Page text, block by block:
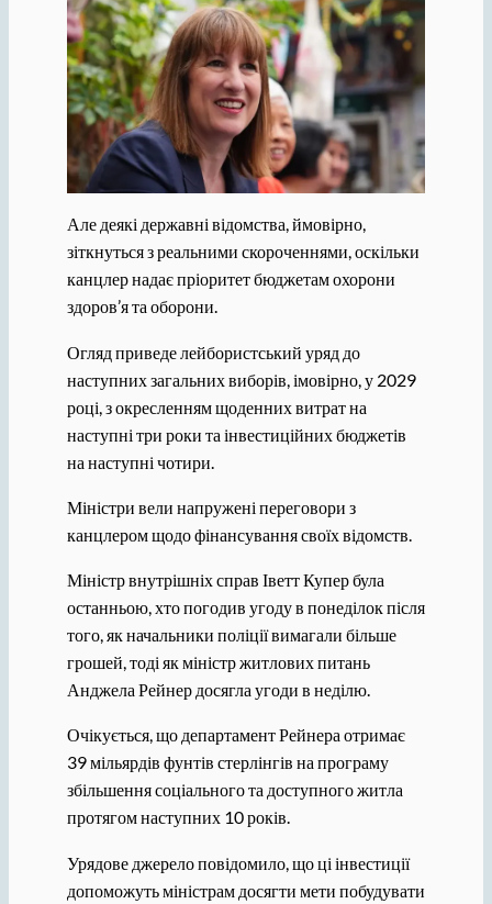
Але деякі державні відомства, ймовірно,
зіткнуться з реальними скороченнями, оскільки
канцлер надає пріоритет бюджетам охорони
здоров’я та оборони.
Огляд приведе лейбористський уряд до
наступних загальних виборів, імовірно, у 2029
році, з окресленням щоденних витрат на
наступні три роки та інвестиційних бюджетів
на наступні чотири.
Міністри вели напружені переговори з
канцлером щодо фінансування своїх відомств.
Міністр внутрішніх справ Іветт Купер була
останньою, хто погодив угоду в понеділок після
того, як начальники поліції вимагали більше
грошей, тоді як міністр житлових питань
Анджела Рейнер досягла угоди в неділю.
Очікується, що департамент Рейнера отримає
39 мільярдів фунтів стерлінгів на програму
збільшення соціального та доступного житла
протягом наступних 10 років.
Урядове джерело повідомило, що ці інвестиції
допоможуть міністрам досягти мети побудувати